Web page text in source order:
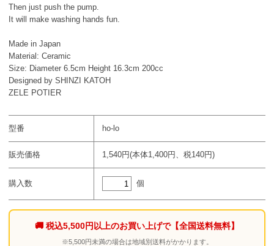
Then just push the pump.
It will make washing hands fun.
Made in Japan
Material: Ceramic
Size: Diameter 6.5cm Height 16.3cm 200cc
Designed by SHINZI KATOH
ZELE POTIER
型番 ho-lo
販売価格 1,540円(本体1,400円、税140円)
購入数 個
🚚 税込5,500円以上のお買い上げで【全国送料無料】
※5,500円未満の場合は地域別送料がかかります。